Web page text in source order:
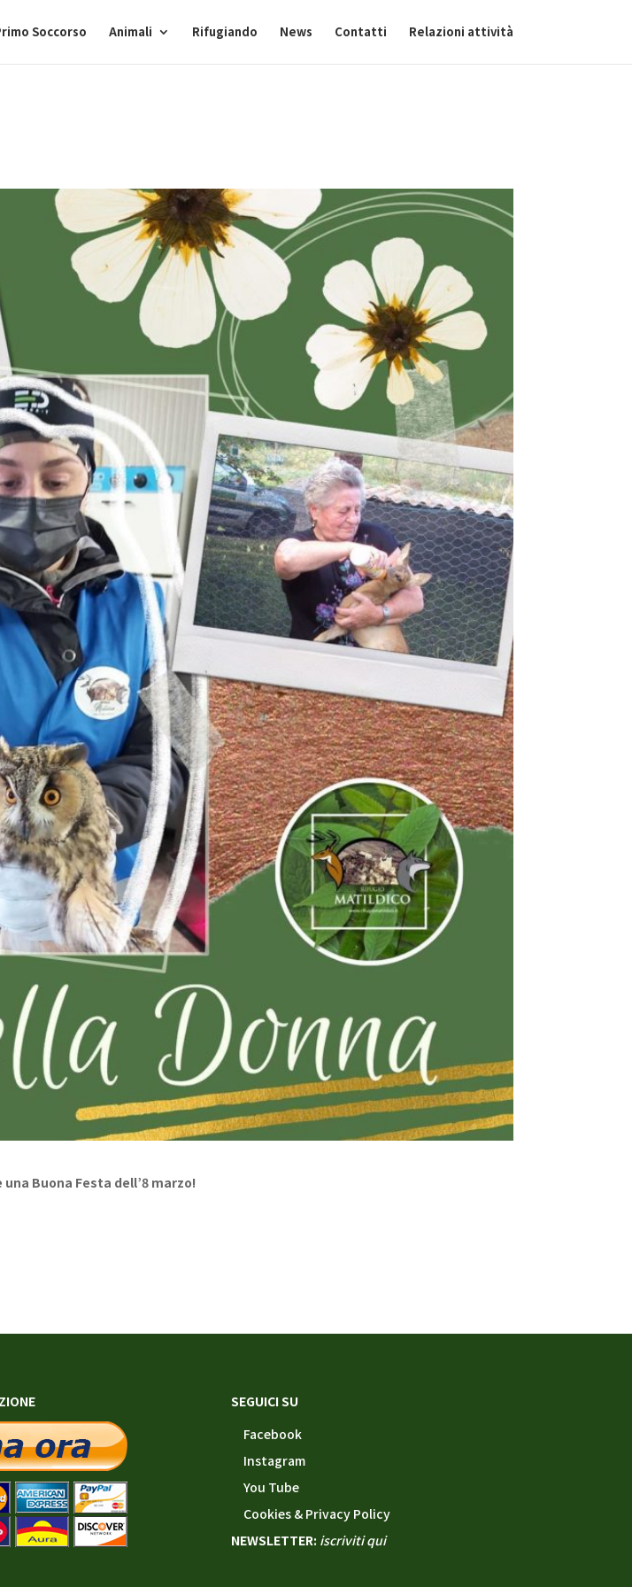
Soccorso Animali Rifugiando News Contatti Relazioni attività
Buona Festa dell’8 marzo!
SEGUICI SU
Facebook
Instagram
You Tube
Cookies & Privacy Policy
NEWSLETTER: iscriviti qui